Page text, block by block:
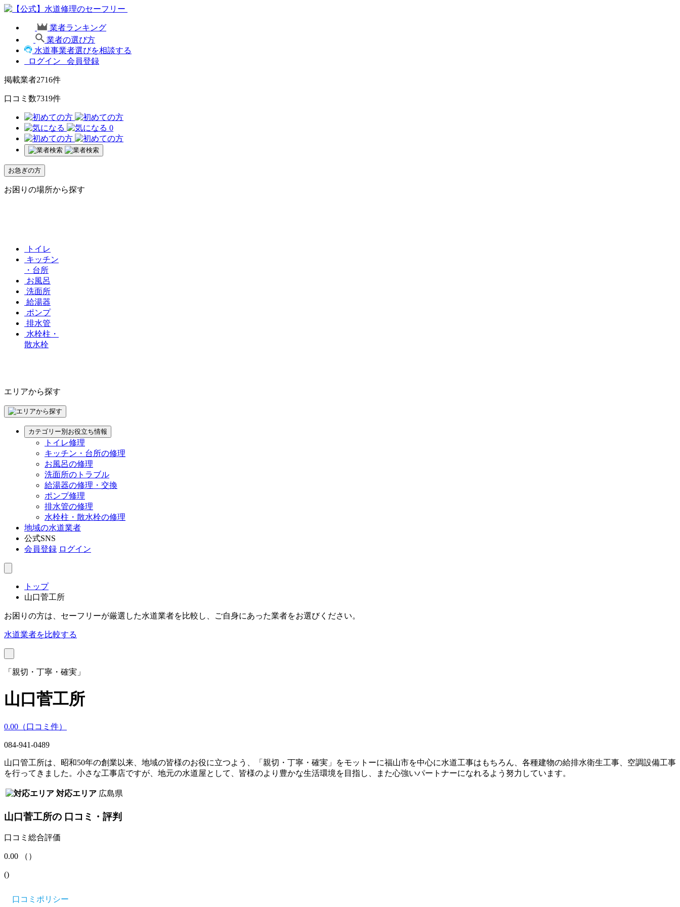
業者ランキング
業者の選び方
水道事業者選びを相談する
ログイン
会員登録
掲載業者2716件
口コミ数7319件
0
お急ぎの方
お困りの場所から探す
トイレ
キッチン
・台所
お風呂
洗面所
給湯器
ポンプ
排水管
水栓柱・
散水栓
エリアから探す
カテゴリー別お役立ち情報
トイレ修理
キッチン・台所の修理
お風呂の修理
洗面所のトラブル
給湯器の修理・交換
ポンプ修理
排水管の修理
水栓柱・散水栓の修理
地域の水道業者
公式SNS
会員登録 ログイン
トップ
山口菅工所
お困りの方は、セーフリーが厳選した水道業者を比較し、ご自身にあった業者をお選びください。
水道業者を比較する
「親切・丁寧・確実」
山口菅工所
0.00 （口コミ 件）
084-941-0489
山口管工所は、昭和50年の創業以来、地域の皆様のお役に立つよう、「親切・丁寧・確実」をモットーに福山市を中心に水道工事はもちろん、各種建物の給排水衛生工事、空調設備工事
を行ってきました。小さな工事店ですが、地元の水道屋として、皆様のより豊かな生活環境を目指し、また心強いパートナーになれるよう努力しています。
対応エリア 広島県
山口菅工所の 口コミ・評判
口コミ総合評価
0.00 （ ）
()
口コミポリシー